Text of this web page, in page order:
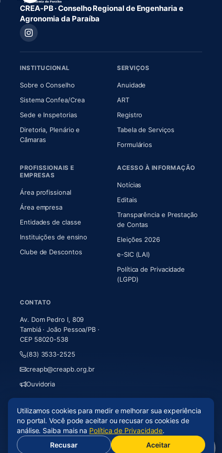
CREA-PB · Conselho Regional de Engenharia e
Agronomia da Paraíba
INSTITUCIONAL
Sobre o Conselho(abre em nova aba)
Sistema Confea/Crea(abre em nova aba)
Sede e Inspetorias
Diretoria, Plenário e
Câmaras(abre em nova aba)
SERVIÇOS
Anuidade
ART(abre em nova aba)
Registro
Tabela de Serviços
Formulários
PROFISSIONAIS E
EMPRESAS
Área profissional
Área empresa
Entidades de classe
Instituições de ensino
Clube de Descontos
ACESSO À INFORMAÇÃO
Notícias
Editais
Transparência e Prestação
de Contas
Eleições 2026
e-SIC (LAI)
Política de Privacidade
(LGPD)
CONTATO
Av. Dom Pedro I, 809
Tambiá · João Pessoa/PB ·
CEP 58020-538
(83) 3533-2525
creapb@creapb.org.br
Ouvidoria
© 2026 CREA-PB · Todos os direitos reservados
Acessibilidade
Mapa do site· LGPD
Desenvolvido porAxium Analytics(abre em nova aba)
Utilizamos cookies para medir e melhorar sua experiência
no portal. Você pode aceitar ou recusar os cookies de
análise. Saiba mais na Política de Privacidade.
Recusar
Aceitar